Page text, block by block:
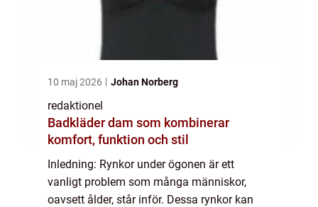
10 maj 2026 Johan Norberg
redaktionel
Badkläder dam som kombinerar
komfort, funktion och stil
Inledning: Rynkor under ögonen är ett
vanligt problem som många människor,
oavsett ålder, står inför. Dessa rynkor kan